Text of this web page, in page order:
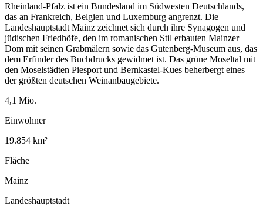
Rheinland-Pfalz ist ein Bundesland im Südwesten Deutschlands,
das an Frankreich, Belgien und Luxemburg angrenzt. Die
Landeshauptstadt Mainz zeichnet sich durch ihre Synagogen und
jüdischen Friedhöfe, den im romanischen Stil erbauten Mainzer
Dom mit seinen Grabmälern sowie das Gutenberg-Museum aus, das
dem Erfinder des Buchdrucks gewidmet ist. Das grüne Moseltal mit
den Moselstädten Piesport und Bernkastel-Kues beherbergt eines
der größten deutschen Weinanbaugebiete.
4,1 Mio.
Einwohner
19.854 km²
Fläche
Mainz
Landeshauptstadt